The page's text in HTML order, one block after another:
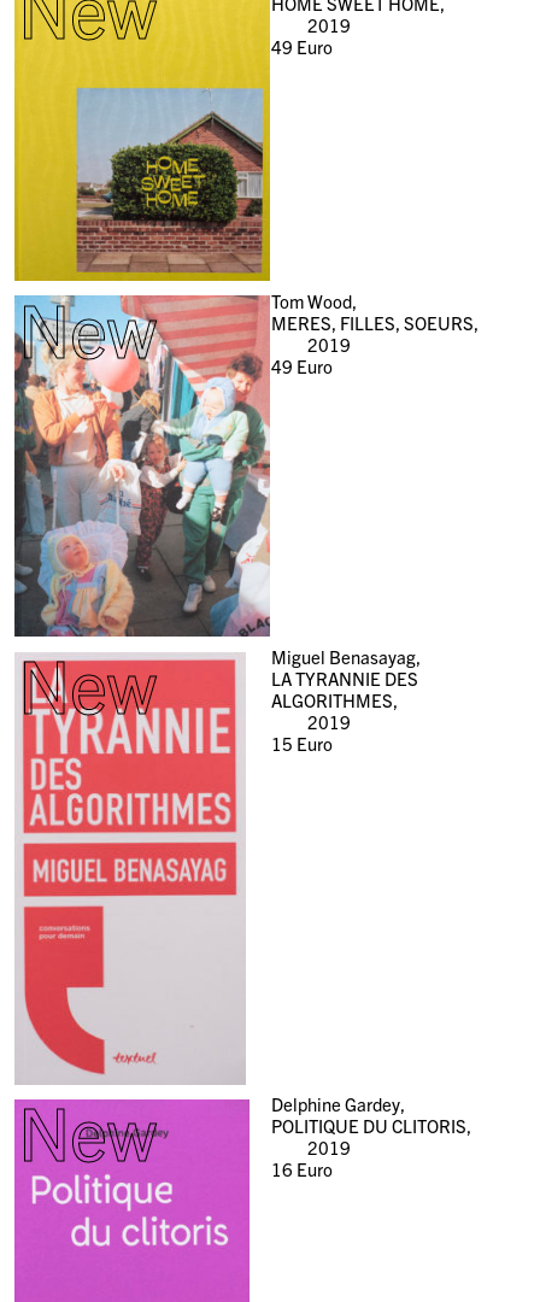
2019
49 Euro
New
Tom Wood,
MERES, FILLES, SOEURS,
2019
49 Euro
New
Miguel Benasayag,
LA TYRANNIE DES
ALGORITHMES,
2019
15 Euro
New
Delphine Gardey,
POLITIQUE DU CLITORIS,
2019
16 Euro